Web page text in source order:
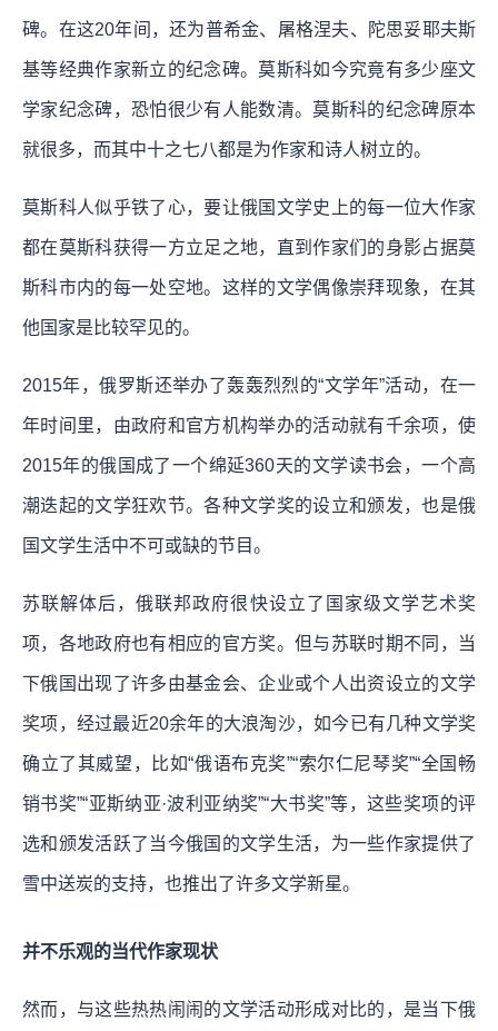
碑。在这20年间，还为普希金、屠格涅夫、陀思妥耶夫斯
基等经典作家新立的纪念碑。莫斯科如今究竟有多少座文
学家纪念碑，恐怕很少有人能数清。莫斯科的纪念碑原本
就很多，而其中十之七八都是为作家和诗人树立的。
莫斯科人似乎铁了心，要让俄国文学史上的每一位大作家
都在莫斯科获得一方立足之地，直到作家们的身影占据莫
斯科市内的每一处空地。 这样的文学偶像崇拜现象，在其
他国家是比较罕见的。
2015年，俄罗斯还举办了轰轰烈烈的“文学年”活动，在一
年时间里，由政府和官方机构举办的活动就有千余项，使
2015年的俄国成了一个绵延360天的文学读书会，一个高
潮迭起的文学狂欢节。各种文学奖的设立和颁发，也是俄
国文学生活中不可或缺的节目。
苏联解体后，俄联邦政府很快设立了国家级文学艺术奖
项，各地政府也有相应的官方奖。但与苏联时期不同，当
下俄国出现了许多由基金会、企业或个人出资设立的文学
奖项，经过最近20余年的大浪淘沙，如今已有几种文学奖
确立了其威望，比如“俄语布克奖”“索尔仁尼琴奖”“全国畅
销书奖”“亚斯纳亚·波利亚纳奖”“大书奖”等，这些奖项的评
选和颁发活跃了当今俄国的文学生活，为一些作家提供了
雪中送炭的支持，也推出了许多文学新星。
并不乐观的当代作家现状
然而，与这些热热闹闹的文学活动形成对比的，是当下俄